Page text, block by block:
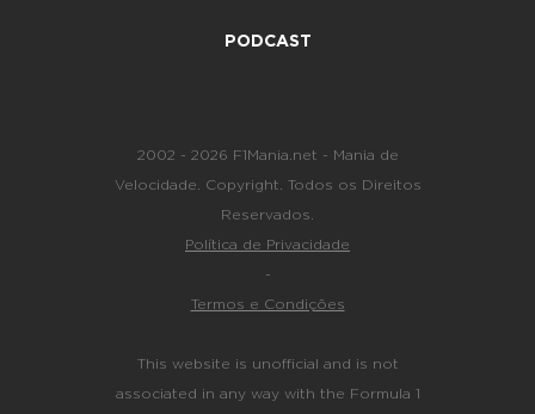
PODCAST
2002 - 2026 F1Mania.net - Mania de
Velocidade. Copyright. Todos os Direitos
Reservados.
Política de Privacidade
-
Termos e Condições
This website is unofficial and is not
associated in any way with the Formula 1